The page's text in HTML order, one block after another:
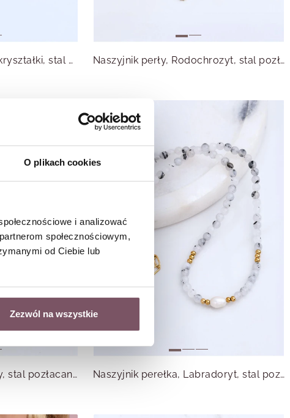
O plikach cookies
i analizować
społecznościowym,
od Ciebie lub
Zezwól na wszystkie
Naszyjnik rozeta Vezzi, kryształki, stal pozłacana S315129Z00 Naszyjnik perły, Rodochrozyt, stal pozłacana S316219Z00
Naszyjnik Kwarc różowy, stal pozłacana S316301Z00 Naszyjnik perełka, Labradoryt, stal pozłacana S316183Z00